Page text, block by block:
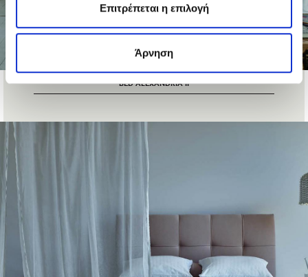
Επιτρέπεται η επιλογή
Άρνηση
BED ALEXANDRIA II